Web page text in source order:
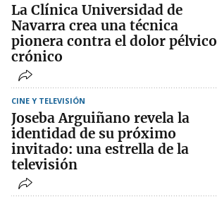
La Clínica Universidad de
Navarra crea una técnica
pionera contra el dolor pélvico
crónico
CINE Y TELEVISIÓN
Joseba Arguiñano revela la
identidad de su próximo
invitado: una estrella de la
televisión